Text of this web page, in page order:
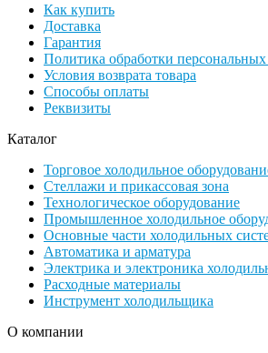
Как купить
Доставка
Гарантия
Политика обработки
Условия возврата товара
Способы оплаты
Реквизиты
Каталог
Торговое холодильное
Стеллажи и прикассовая зона
Технологическое оборудование
Промышленное холодильное
Основные части холодильных
Автоматика и арматура
Электрика и электроника
Расходные материалы
Инструмент холодильщика
О компании